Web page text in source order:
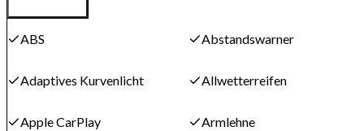
ABS Abstandswarner
Adaptives Kurvenlicht Allwetterreifen
Apple CarPlay Armlehne